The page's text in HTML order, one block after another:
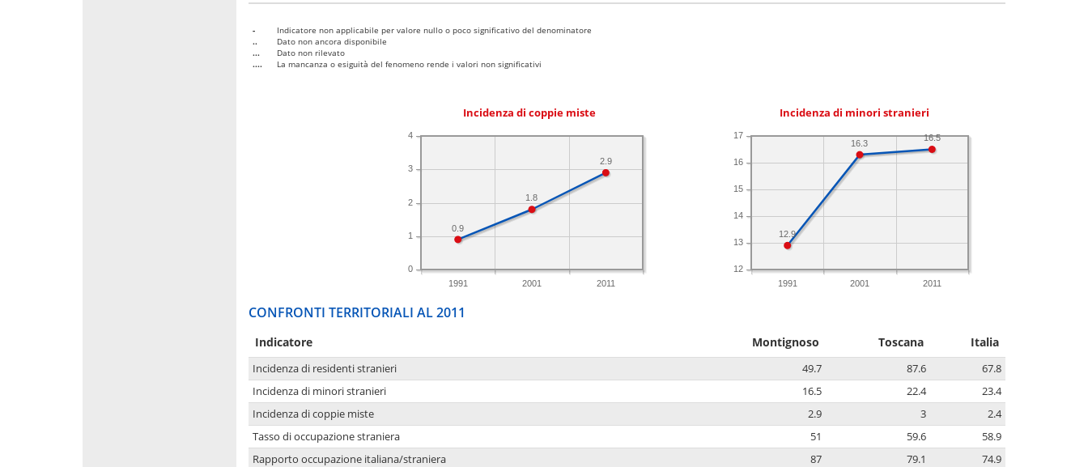
-
Indicatore non applicabile per valore nullo o poco significativo del denominatore
..
Dato non ancora disponibile
...
Dato non rilevato
....
La mancanza o esiguità del fenomeno rende i valori non significativi
Incidenza di coppie miste
1991 2001 2011
0
1
2
3
4
2.9
1.8
0.9
Incidenza di minori stranieri
1991 2001 2011
12
13
14
15
16
17 16.5
16.3
12.9
CONFRONTI TERRITORIALI AL 2011
Indicatore Montignoso Toscana Italia
Incidenza di residenti stranieri 49.7 87.6
67.8
Incidenza di minori stranieri
16.5 22.4
23.4
Incidenza di coppie miste
2.9 3
2.4
Tasso di occupazione straniera
51 59.6
58.9
Rapporto occupazione italiana/straniera
87 79.1
74.9